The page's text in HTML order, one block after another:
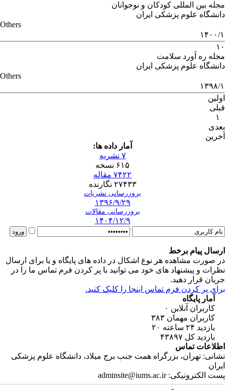
مجله بین المللی کودکان و نوجوانان
دانشگاه علوم پزشکی ایران
Others
۱۴۰۰/۱
۱۰
مجله ره آورد سلامت
دانشگاه علوم پزشکی ایران
Others
۱۳۹۸/۱
اولین
قبلی
۱
بعدی
آخرین
آمار داده ها:
۷ نشریه
۶۱۵ نسخه
۷۴۲۲ مقاله
۲۷۴۳۳ نگارنده
بروزرسانی نشریات
۱۳۹۶/۹/۲۹
بروزرسانی مقالات
۱۴۰۴/۱۲/۹
ارسال پیام برخط
در صورت مشاهده هر نوع اشکال در داده های پایگاه و یا برای ارسال
نظرات و پیشنهاد های خود می توانید با پر کردن فرم تماس ما را در
جریان قرار دهید.
برای پر کردن فرم تماس اینجا را کلیک کنید.
آمار پایگاه
کاربران آنلاین ۰
کاربران مهمان ۳۸۳
بازدید ۲۴ ساعته
۲۰
بازدید کل ۴۳۸۹۷
اطلاعات تماس
نشانی: تهران، بزرگراه همت جنب برج میلاد، دانشگاه علوم پزشکی
ایران
پست الکترونیکی: adminsite@iums.ac.ir